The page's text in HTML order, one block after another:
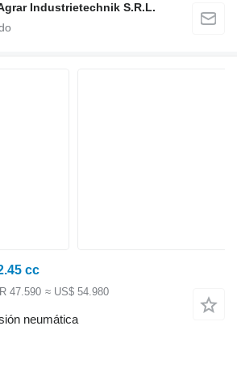
Industrietechnik S.R.L.
cc
47.590 ≈ US$ 54.980
neumática